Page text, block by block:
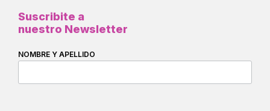
Suscribite a
nuestro Newsletter
NOMBRE Y APELLIDO